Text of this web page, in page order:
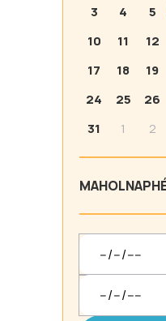
3 4 5
10
11 12
17
18 19
24
25 26
31
1 2
MAHOLNAP